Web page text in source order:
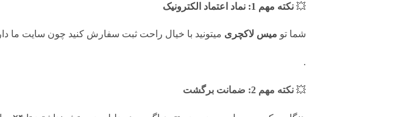
💥 نکته مهم 1: نماد اعتماد الکترونیک
شما تو میس لاکچری میتونید با خیال راحت ثبت سفارش کنید چون سایت ما
.
💥 نکته مهم 2: ضمانت برگشت